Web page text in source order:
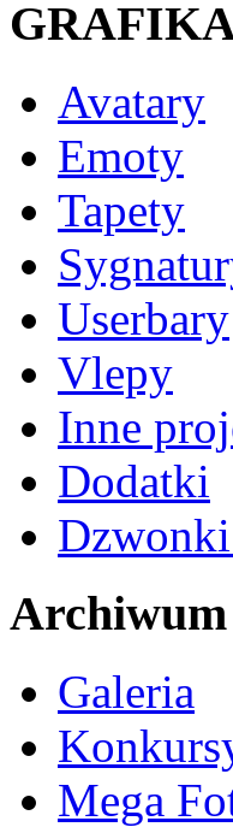
Avatary
Emoty
Tapety
Userbary
Vlepy
Inne
Dodatki
Archiwum
Galeria
Mega